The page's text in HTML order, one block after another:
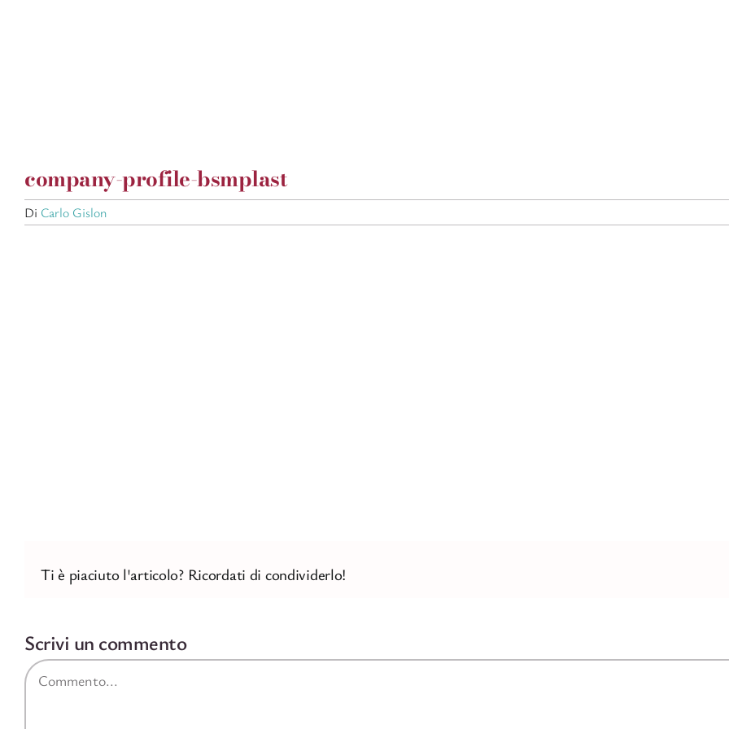
company-profile-bsmplast
Di Carlo Gislon
Ti è piaciuto l'articolo? Ricordati di condividerlo!
Scrivi un commento
Commento